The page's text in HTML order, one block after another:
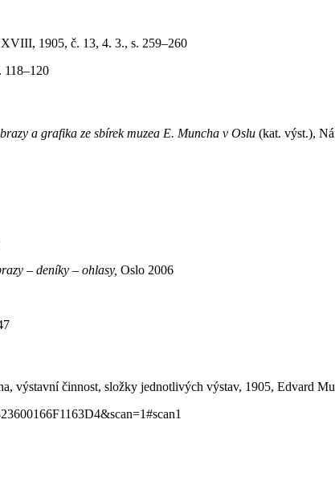
XVIII, 1905, č. 13, 4. 3., s. 259–260
118–120
a grafika ze sbírek muzea E. Muncha v Oslu (kat. výst.),
– deníky – ohlasy, Oslo 2006
výstavní činnost, složky jednotlivých výstav, 1905, Edvard